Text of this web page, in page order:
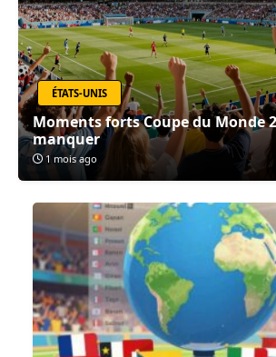
ÉTATS-UNIS
Moments forts Coupe du Monde
manquer
1 mois ago